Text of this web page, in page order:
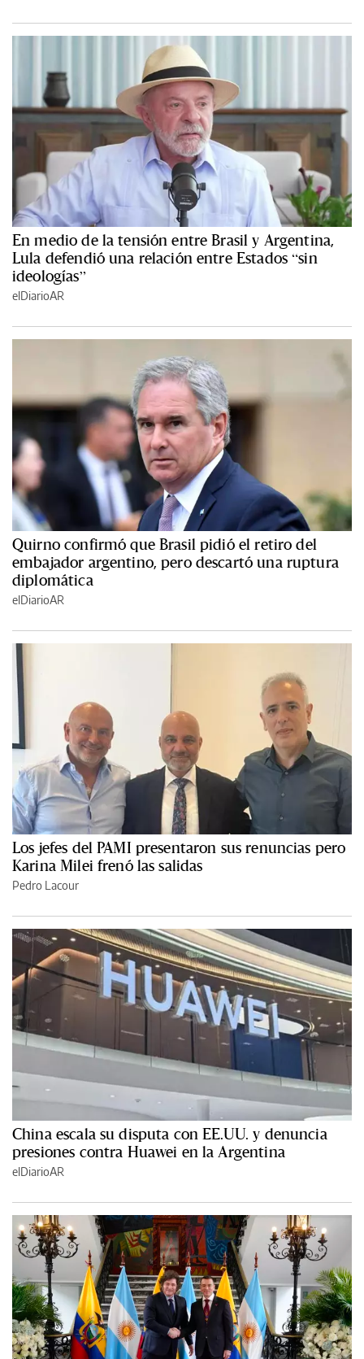
En medio de la tensión entre Brasil y Argentina,
Lula defendió una relación entre Estados “sin
ideologías”
elDiarioAR
Quirno confirmó que Brasil pidió el retiro del
embajador argentino, pero descartó una ruptura
diplomática
elDiarioAR
Los jefes del PAMI presentaron sus renuncias pero
Karina Milei frenó las salidas
Pedro Lacour
China escala su disputa con EE.UU. y denuncia
presiones contra Huawei en la Argentina
elDiarioAR